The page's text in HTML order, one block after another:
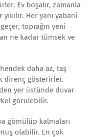
Ev boşalır, zamanla
Her yanı yabani
toprağın yeni
ne kadar tümsek ve
daha az, taş
direnç gösterirler.
yer üstünde duvar
görülebilir.
gömülüp kalmaları
olabilir. En çok